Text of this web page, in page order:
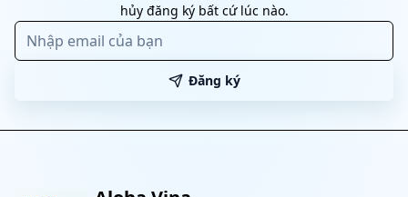
hủy đăng ký bất cứ lúc nào.
Đăng ký